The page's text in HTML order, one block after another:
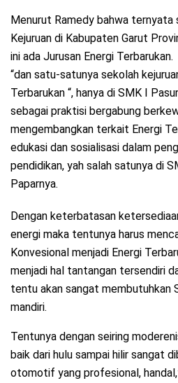
Menurut Ramedy bahwa
Kejuruan di Kabupaten Garut
ini ada Jurusan Energi Terbarukan.
“dan satu-satunya sekolah
Terbarukan “, hanya di SMK I
sebagai praktisi bergabung
mengembangkan terkait Energi
edukasi dan sosialisasi dalam
pendidikan, yah salah satunya di
Paparnya.
Dengan keterbatasan
energi maka tentunya harus
Konvesional menjadi Energi
menjadi hal tantangan tersendiri
tentu akan sangat membutuhkan
mandiri.
Tentunya dengan seiring
baik dari hulu sampai hilir sangat
otomotif yang profesional,